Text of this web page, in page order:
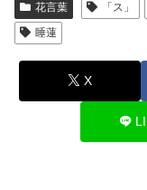
花言葉 「ス」
睡蓮
X